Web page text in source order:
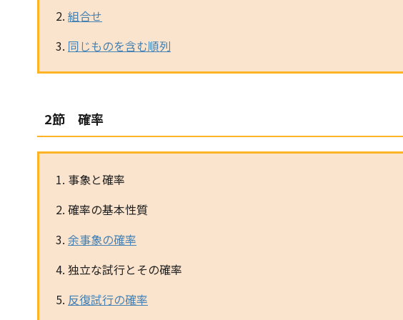
組合せ
同じものを含む順列
2節 確率
事象と確率
確率の基本性質
余事象の確率
独立な試行とその確率
反復試行の確率